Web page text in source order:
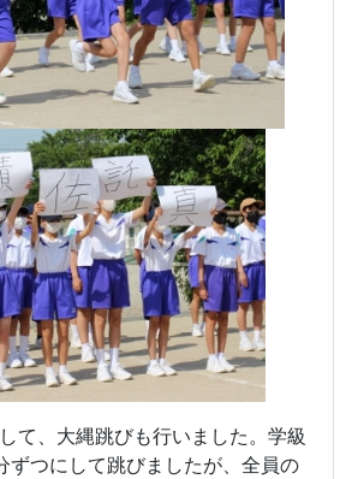
、大縄跳びも行いました。学級
ずつにして跳びましたが、全員の